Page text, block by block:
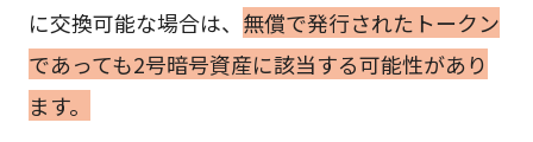
に交換可能な場合は、 無償で発行されたトークン
であっても2号暗号資産に該当する可能性があり
ます。